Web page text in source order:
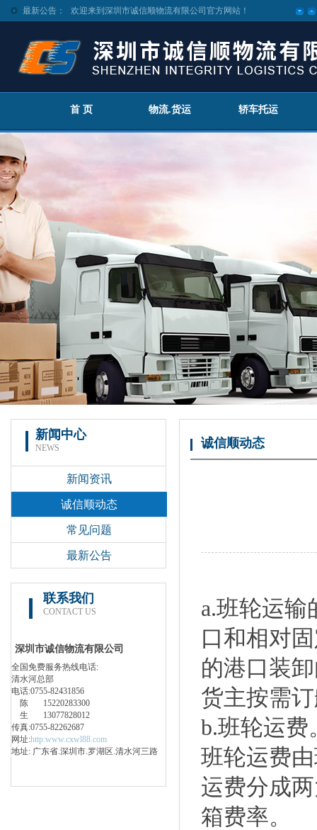
最新公告： 欢迎来到深圳市诚信顺物流有限公司官方网站！
首 页 物流.货运 轿车托运
新闻中心
NEWS
新闻资讯
诚信顺动态
常见问题
最新公告
联系我们
CONTACT US
深圳市诚信物流有限公司
全国免费服务热线电话:
清水河总部
电话:0755-82431856
陈 15220283300
生 13077828012
传真:0755-82262687
网址:http:www.cxwl88.com
地址: 广东省.深圳市.罗湖区.清水河三路
诚信顺动态
a.班轮运
口和相对
的港口装
货主按需
b.班轮运费
班轮运费
运费分成
箱费率。